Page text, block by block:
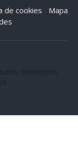
de cookies
Mapa